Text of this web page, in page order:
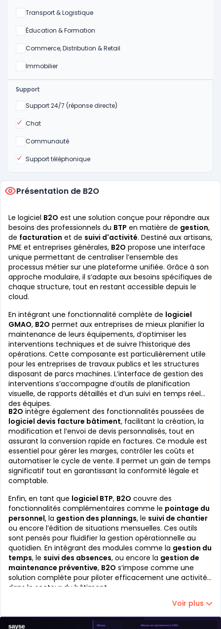
Transport & Logistique
Oui
Éducation & Formation
Oui
Commerce, Distribution & Retail
Oui
Immobilier
Oui
Support
Support 24/7 (réponse directe)
Non
Chat
Oui
Communauté
Non
Support téléphonique
Oui
Présentation de B2O
Le logiciel B2O est une solution conçue pour répondre aux
besoins des professionnels du BTP en matière de gestion,
de facturation et de suivi d'activité. Destiné aux artisans,
PME et entreprises générales, B2O propose une interface
unique permettant de centraliser l’ensemble des
processus métier sur une plateforme unifiée. Grâce à son
approche modulaire, il s’adapte aux besoins spécifiques de
chaque structure, tout en restant accessible depuis le
cloud.
En intégrant une fonctionnalité complète de logiciel
GMAO, B2O permet aux entreprises de mieux planifier la
maintenance de leurs équipements, d’optimiser les
interventions techniques et de suivre l’historique des
opérations. Cette composante est particulièrement utile
pour les entreprises de travaux publics et les structures
disposant de parcs machines. L’interface de gestion des
interventions s’accompagne d’outils de planification
visuelle, de rapports détaillés et d’un suivi en temps réel
des équipes.
B2O intègre également des fonctionnalités poussées de
logiciel devis facture bâtiment, facilitant la création, la
modification et l’envoi de devis personnalisés, tout en
assurant la conversion rapide en factures. Ce module est
essentiel pour gérer les marges, contrôler les coûts et
automatiser le cycle de vente. Il permet un gain de temps
significatif tout en garantissant la conformité légale et
comptable.
Enfin, en tant que logiciel BTP, B2O couvre des
fonctionnalités complémentaires comme le pointage du
personnel, la gestion des plannings, le suivi de chantier
ou encore l’édition de situations mensuelles. Ces outils
sont pensés pour fluidifier la gestion opérationnelle au
quotidien. En intégrant des modules comme la gestion du
temps, le suivi des absences, ou encore la gestion de
maintenance préventive, B2O s’impose comme une
solution complète pour piloter efficacement une activité
dans le secteur du bâtiment.
Voir plus